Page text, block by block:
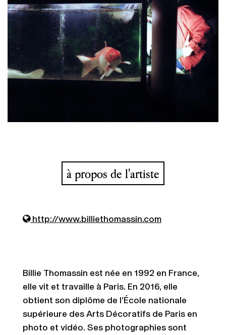
à propos de l'artiste
http://www.billiethomassin.com
Billie Thomassin est née en 1992 en France,
elle vit et travaille à Paris. En 2016, elle
obtient son diplôme de l’École nationale
supérieure des Arts Décoratifs de Paris en
photo et vidéo. Ses photographies sont